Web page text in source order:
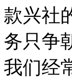
款兴社
务只争
我们经